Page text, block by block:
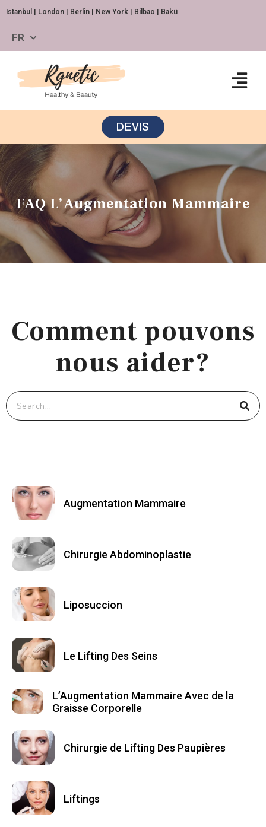
Istanbul | London | Berlin | New York | Bilbao | Bakü
FR
DEVIS
FAQ L’Augmentation Mammaire
Comment pouvons
nous aider?
Augmentation Mammaire
Chirurgie Abdominoplastie
Liposuccion
Le Lifting Des Seins
L’Augmentation Mammaire Avec de la
Graisse Corporelle
Chirurgie de Lifting Des Paupières
Liftings